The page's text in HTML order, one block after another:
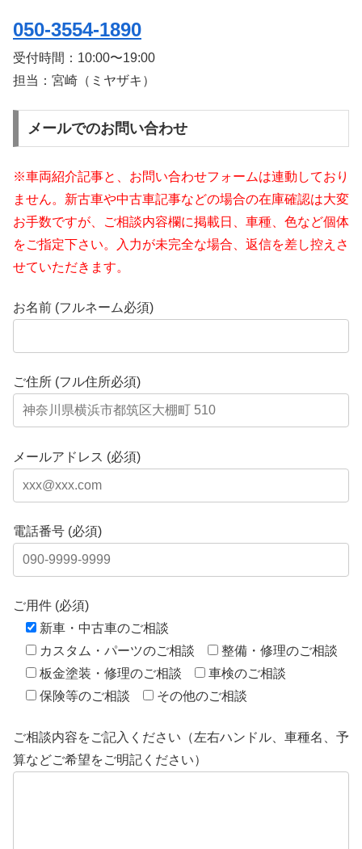
050-3554-1890
受付時間： 10:00〜19:00
担当：宮崎（ミヤザキ）
メールでのお問い合わせ
※車両紹介記事と、お問い合わせフォームは連動しており
ません。新古車や中古車記事などの場合の在庫確認は大変
お手数ですが、ご相談内容欄に掲載日、車種、色など個体
をご指定下さい。入力が未完全な場合、返信を差し控えさ
せていただきます。
お名前 (フルネーム必須)
ご住所 (フル住所必須)
メールアドレス (必須)
電話番号 (必須)
ご用件 (必須)
新車・中古車のご相談
カスタム・パーツのご相談
整備・修理のご相談
板金塗装・修理のご相談
車検のご相談
保険等のご相談
その他のご相談
ご相談内容をご記入ください（左右ハンドル、車種名、予
算などご希望をご明記ください）